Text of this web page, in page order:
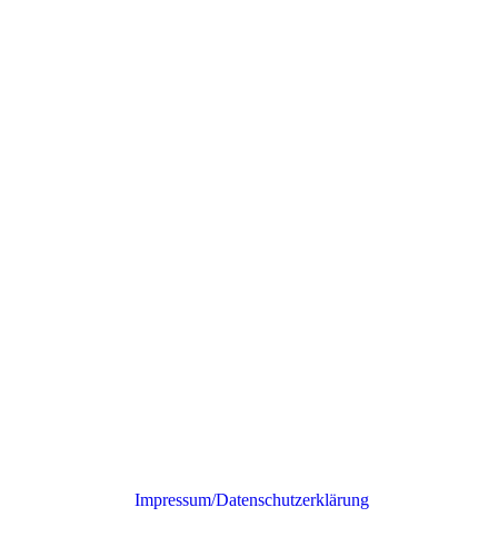
Impressum/Datenschutzerklärung